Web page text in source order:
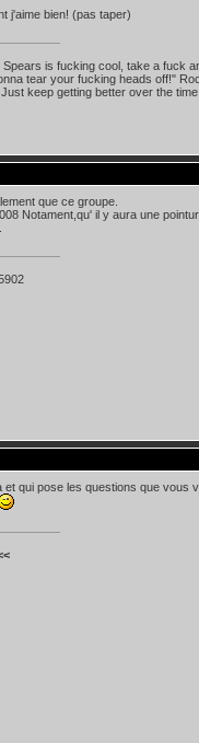
j'aime bien! (pas taper)
is fucking cool, take a fuck
tear your fucking heads off!"
keep getting better over the time.
que ce groupe.
Notament,qu' il y aura une
et qui pose les questions que